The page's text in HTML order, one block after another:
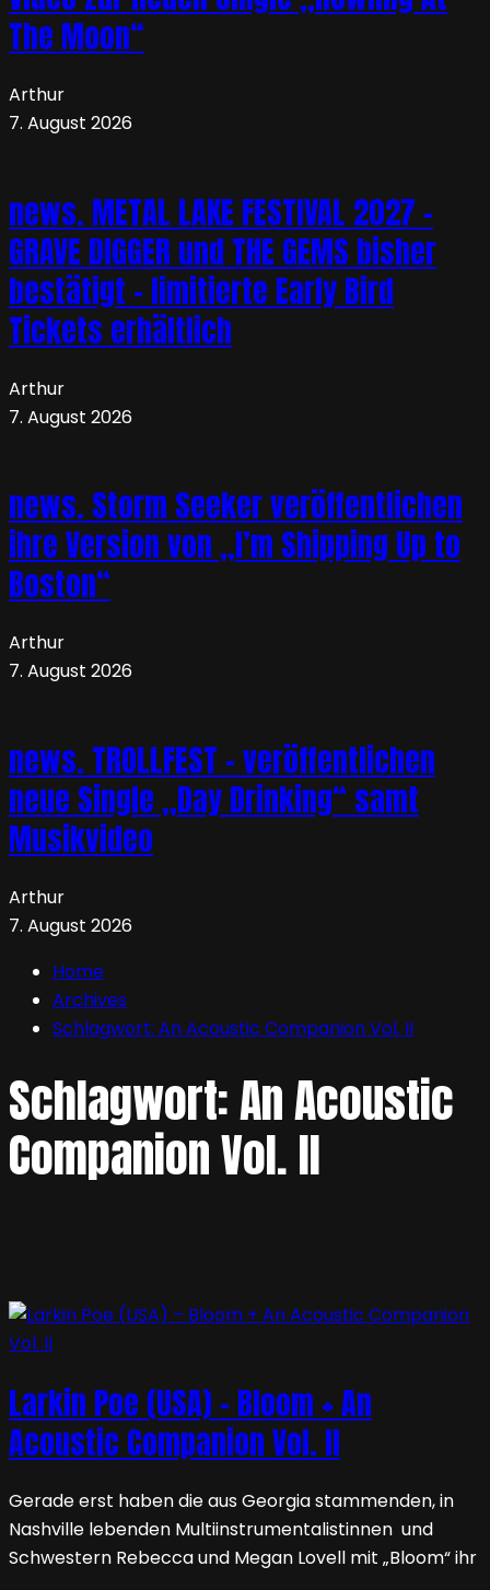
The Moon“
Arthur
7. August 2026
news. METAL LAKE FESTIVAL 2027 –
GRAVE DIGGER und THE GEMS bisher
bestätigt – limitierte Early Bird
Tickets erhältlich
Arthur
7. August 2026
news. Storm Seeker veröffentlichen
ihre Version von „I’m Shipping Up to
Boston“
Arthur
7. August 2026
news. TROLLFEST – veröffentlichen
neue Single „Day Drinking“ samt
Musikvideo
Arthur
7. August 2026
Home
Archives
Schlagwort: An Acoustic Companion Vol. II
Schlagwort:An Acoustic
Companion Vol. II
Larkin Poe (USA) – Bloom + An
Acoustic Companion Vol. II
Gerade erst haben die aus Georgia stammenden, in
Nashville lebenden Multiinstrumentalistinnen und
Schwestern Rebecca und Megan Lovell mit „Bloom“ ihr